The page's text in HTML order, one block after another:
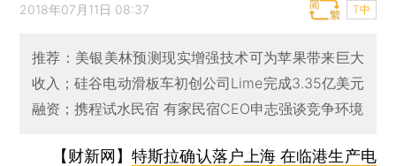
2018年07月11日 08:37 T中
推荐：美银美林预测现实增强技术可为苹果带来巨大
收入；硅谷电动滑板车初创公司Lime完成3.35亿美元
融资；携程试水民宿 有家民宿CEO申志强谈竞争环境
【财新网】特斯拉确认落户上海 在临港生产电